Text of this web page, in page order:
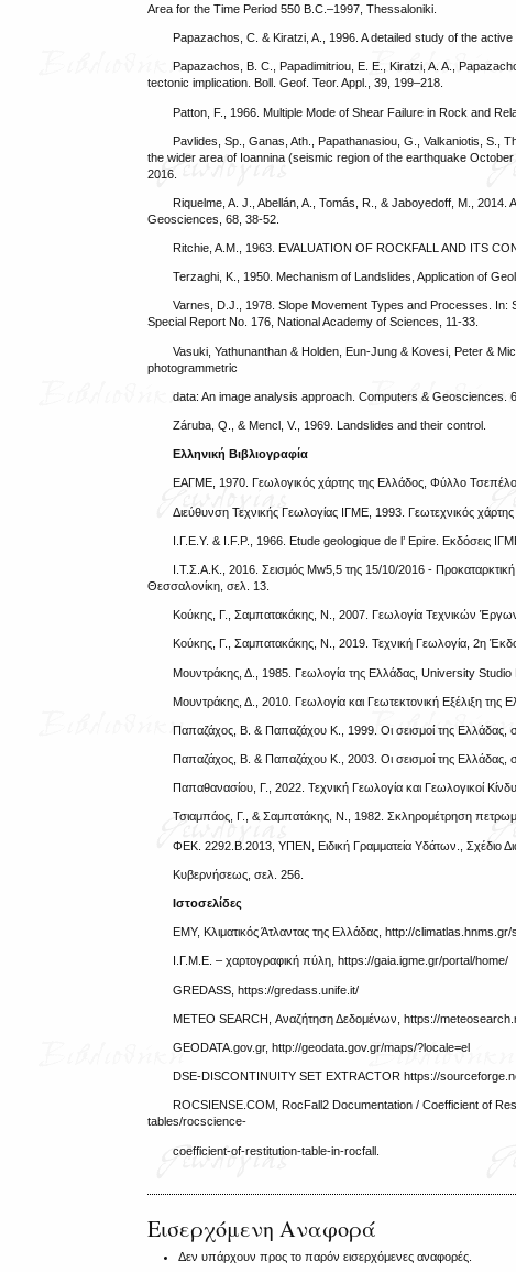
Area for the Time Period 550 B.C.–1997, Thessaloniki.
Papazachos, C. & Kiratzi, A., 1996. A detailed study of the
Papazachos, B. C., Papadimitriou, E. E., Kiratzi, A. A.,
tectonic implication. Boll. Geof. Teor. Appl., 39, 199–218.
Patton, F., 1966. Multiple Mode of Shear Failure in Rock and
Pavlides, Sp., Ganas, Ath., Papathanasiou, G., Valkaniotis, S.,
the wider area of Ioannina (seismic region of the earthquake
2016.
Riquelme, A. J., Abellán, A., Tomás, R., & Jaboyedoff, M.,
Geosciences, 68, 38-52.
Ritchie, A.M., 1963. EVALUATION OF ROCKFALL AND ITS
Terzaghi, K., 1950. Mechanism of Landslides, Application of
Varnes, D.J., 1978. Slope Movement Types and Processes.
Special Report No. 176, National Academy of Sciences, 11-33.
Vasuki, Yathunanthan & Holden, Eun-Jung & Kovesi, Peter &
photogrammetric
data: An image analysis approach. Computers & Geosciences.
Záruba, Q., & Mencl, V., 1969. Landslides and their control.
Ελληνική Βιβλιογραφία
ΕΑΓΜΕ, 1970. Γεωλογικός χάρτης της Ελλάδος, Φύλλο
Διεύθυνση Τεχνικής Γεωλογίας ΙΓΜΕ, 1993. Γεωτεχνικός
Ι.Γ.Ε.Υ. & I.F.P., 1966. Etude geologique de l’ Epire. Εκδόσεις
Ι.Τ.Σ.Α.Κ., 2016. Σεισμός Mw5,5 της 15/10/2016 -
Θεσσαλονίκη, σελ. 13.
Κούκης, Γ., Σαμπατακάκης, Ν., 2007. Γεωλογία Τεχνικών
Κούκης, Γ., Σαμπατακάκης, Ν., 2019. Τεχνική Γεωλογία, 2η
Μουντράκης, Δ., 1985. Γεωλογία της Ελλάδας, University Studio
Μουντράκης, Δ., 2010. Γεωλογία και Γεωτεκτονική Εξέλιξη της
Παπαζάχος, Β. & Παπαζάχου Κ., 1999. Οι σεισμοί της Ελλάδας,
Παπαζάχος, Β. & Παπαζάχου Κ., 2003. Οι σεισμοί της Ελλάδας,
Παπαθανασίου, Γ., 2022. Τεχνική Γεωλογία και Γεωλογικοί
Τσιαμπάος, Γ., & Σαμπατάκης, Ν., 1982. Σκληρομέτρηση
ΦΕΚ. 2292.Β.2013, ΥΠΕΝ, Ειδική Γραμματεία Υδάτων., Σχέδιο
Κυβερνήσεως, σελ. 256.
Ιστοσελίδες
ΕΜΥ, Κλιματικός Άτλαντας της Ελλάδας, http://climatlas.hnms.gr/
Ι.Γ.Μ.Ε. – χαρτογραφική πύλη, https://gaia.igme.gr/portal/home/
GREDASS, https://gredass.unife.it/
METEO SEARCH, Αναζήτηση Δεδομένων, https://
GEODATA.gov.gr, http://geodata.gov.gr/maps/?locale=el
DSE-DISCONTINUITY SET EXTRACTOR https://
ROCSIENSE.COM, RocFall2 Documentation / Coefficient of
tables/rocscience-
coefficient-of-restitution-table-in-rocfall.
Εισερχόμενη Αναφορά
Δεν υπάρχουν προς το παρόν εισερχόμενες αναφορές.